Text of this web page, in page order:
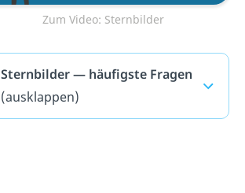
Zum Video: Sternbilder
Sternbilder — häufigste Fragen
(ausklappen)